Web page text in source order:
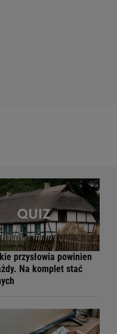
przysłowia powinien
Na komplet stać